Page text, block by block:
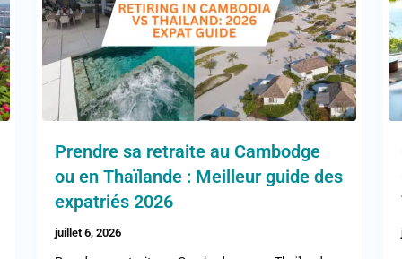
Prendre sa retraite au Cambodge
ou en Thaïlande : Meilleur guide des
expatriés 2026
juillet 6, 2026